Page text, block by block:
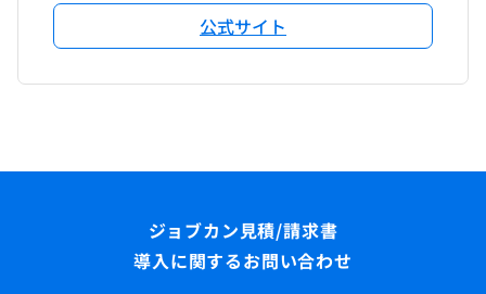
公式サイト
導入に関するお問い合わせ